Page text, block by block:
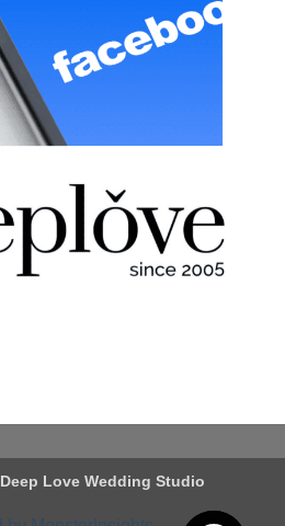
Deep Love Wedding Studio